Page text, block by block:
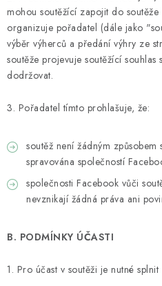
DÁRKOVÝ POUKAZ
HODNOCENÍ OBCHODU
Moje objednávka Dárkový
Napište nám
mohou soutěžící zapojit do
organizuje pořadatel (dále jako
výběr výherců a předání výhry ze
soutěže projevuje soutěžící
dodržovat.
3. Pořadatel tímto prohlašuje, že:
soutěž není žádným
spravována společností
společnosti Facebook vůči
nevznikají žádná práva ani
B. PODMÍNKY ÚČASTI
1. Pro účast v soutěži je nutné